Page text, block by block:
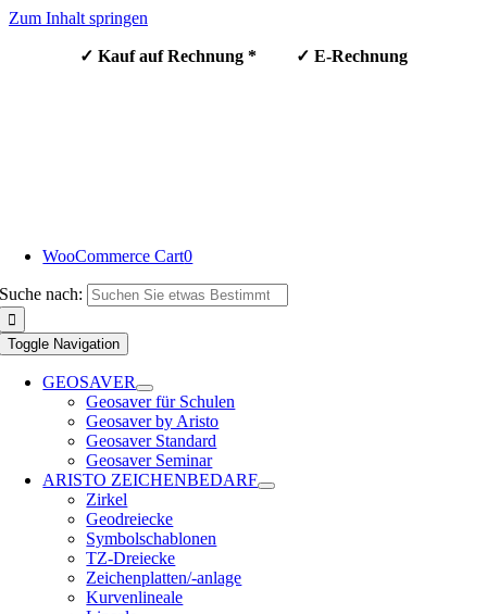
Zum Inhalt springen
✓ Kauf auf Rechnung * ✓ E-Rechnung
WooCommerce Cart0
Suche nach:
Toggle Navigation
GEOSAVER
Geosaver für Schulen
Geosaver by Aristo
Geosaver Standard
Geosaver Seminar
ARISTO ZEICHENBEDARF
Zirkel
Geodreiecke
Symbolschablonen
TZ-Dreiecke
Zeichenplatten/-anlage
Kurvenlineale